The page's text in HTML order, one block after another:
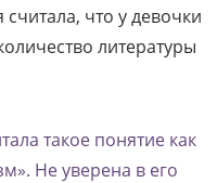
что у девочки
литературы
такое понятие как
Не уверена в его